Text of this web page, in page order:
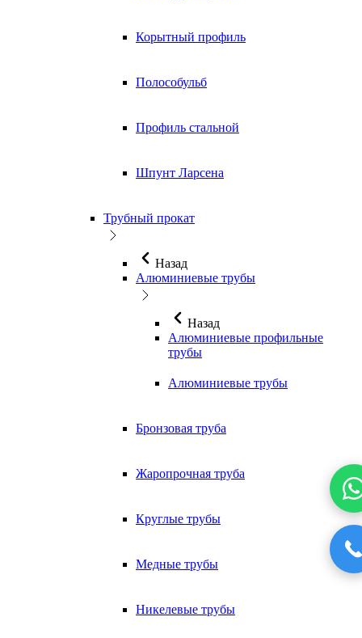
Корытный профиль
Полособульб
Профиль стальной
Шпунт Ларсена
Трубный прокат
Назад
Алюминиевые трубы
Назад
Алюминиевые профильные
трубы
Алюминиевые трубы
Бронзовая труба
Жаропрочная труба
Круглые трубы
Медные трубы
Никелевые трубы